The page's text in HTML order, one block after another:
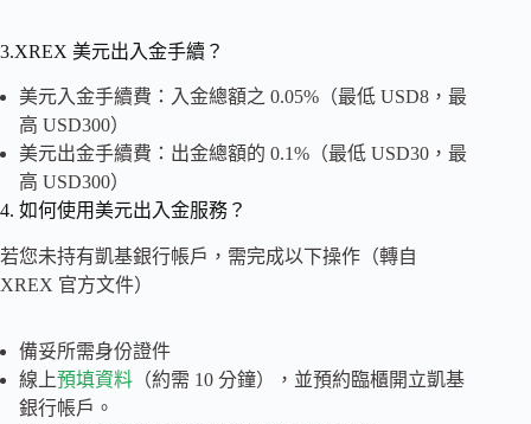
3.XREX 美元出入金手續？
美元入金手續費：入金總額之 0.05%（最低 USD8，最
高 USD300）
美元出金手續費：出金總額的 0.1%（最低 USD30，最
高 USD300）
4. 如何使用美元出入金服務？
若您未持有凱基銀行帳戶，需完成以下操作（轉自
XREX 官方文件）
備妥所需身份證件
線上預填資料 （約需 10 分鐘），並預約臨櫃開立凱基
銀行帳戶。